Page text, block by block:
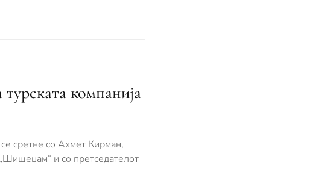
компанија
сретне со Ахмет Кирман,
и со претседателот